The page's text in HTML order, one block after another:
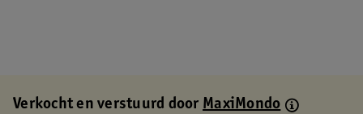
Verkocht en verstuurd doorMaxiMondo